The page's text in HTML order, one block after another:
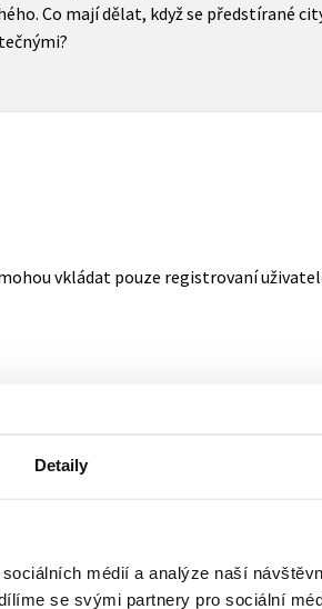
Detaily
médií a analýze naší
se svými partnery pro sociální
Co mají dělat, když se předstírané
vkládat pouze registrovaní
Ward patří s miliony prodanými